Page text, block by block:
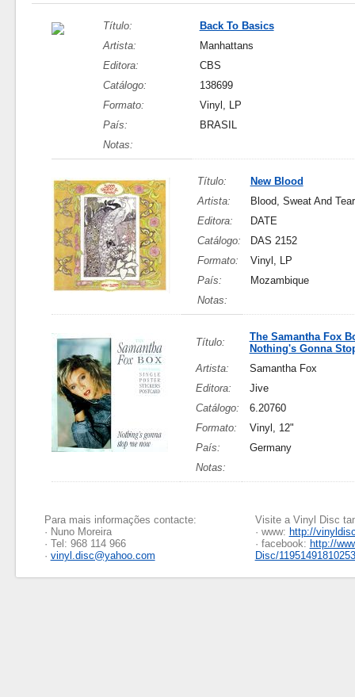
Título:
Back To Basics
Artista:
Manhattans
Editora:
CBS
Catálogo:
138699
Formato:
Vinyl, LP
País:
BRASIL
Notas:
Título:
New Blood
Artista:
Blood, Sweat And
Editora:
DATE
Catálogo:
DAS 2152
Formato:
Vinyl, LP
País:
Mozambique
Notas:
Título:
The Samantha Fox
Nothing's Gonna
Artista:
Samantha Fox
Editora:
Jive
Catálogo:
6.20760
Formato:
Vinyl, 12"
País:
Germany
Notas:
Para mais informações contacte:
· Nuno Moreira
· Tel: 968 114 966
· vinyl.disc@yahoo.com
Visite a Vinyl Disc
· www: http://
· facebook: http://
Disc/